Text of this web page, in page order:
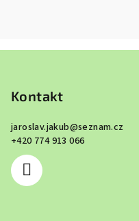
Kontakt
jaroslav.jakub@seznam.cz
+420 774 913 066